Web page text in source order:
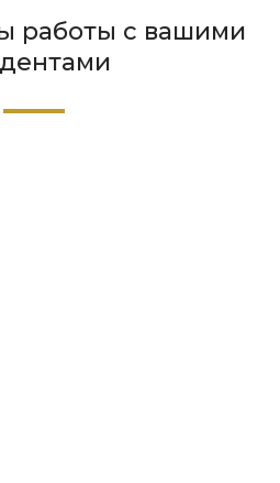
работы с вашими